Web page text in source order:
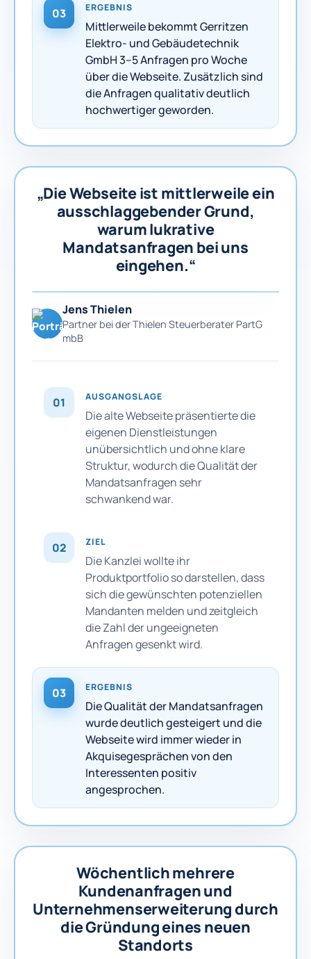
03 ERGEBNIS
Mittlerweile bekommt Gerritzen
Elektro- und Gebäudetechnik
GmbH 3–5 Anfragen pro Woche
über die Webseite. Zusätzlich sind
die Anfragen qualitativ deutlich
hochwertiger geworden.
„Die Webseite ist mittlerweile ein
ausschlaggebender Grund,
warum lukrative
Mandatsanfragen bei uns
eingehen.“
Jens Thielen
Partner bei der Thielen Steuerberater PartG
mbB
01 AUSGANGSLAGE
Die alte Webseite präsentierte die
eigenen Dienstleistungen
unübersichtlich und ohne klare
Struktur, wodurch die Qualität der
Mandatsanfragen sehr
schwankend war.
02 ZIEL
Die Kanzlei wollte ihr
Produktportfolio so darstellen, dass
sich die gewünschten potenziellen
Mandanten melden und zeitgleich
die Zahl der ungeeigneten
Anfragen gesenkt wird.
03 ERGEBNIS
Die Qualität der Mandatsanfragen
wurde deutlich gesteigert und die
Webseite wird immer wieder in
Akquisegesprächen von den
Interessenten positiv
angesprochen.
Wöchentlich mehrere
Kundenanfragen und
Unternehmenserweiterung durch
die Gründung eines neuen
Standorts